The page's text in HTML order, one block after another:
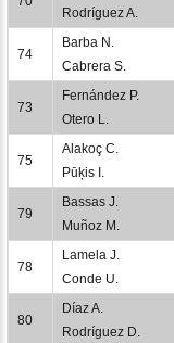
Rodríguez A.
74
Barba N.
Cabrera S.
73
Fernández P.
Otero L.
75
Alakoç C.
Pūķis I.
79
Bassas J.
Muñoz M.
78
Lamela J.
Conde U.
80
Díaz A.
Rodríguez D.